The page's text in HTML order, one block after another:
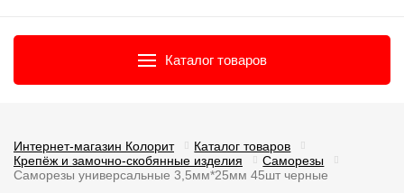
Каталог товаров
Интернет-магазин Колорит
Каталог товаров
Крепёж и замочно-скобянные изделия
Саморезы
Саморезы универсальные 3,5мм*25мм 45шт черные